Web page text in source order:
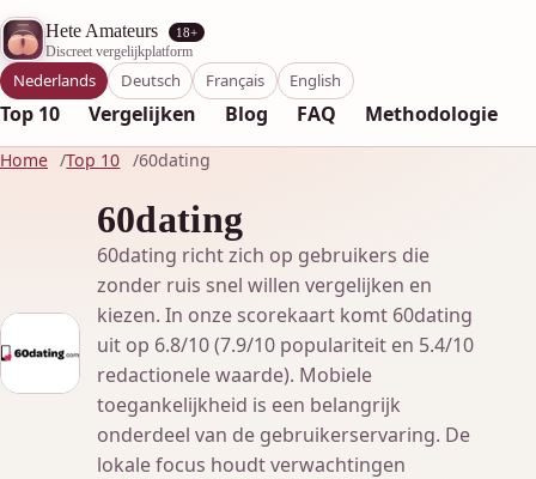
Hete Amateurs 18+
Discreet vergelijkplatform
Top 10 Vergelijken Blog FAQ Methodologie
Nederlands Deutsch Français English
Home Top 10 60dating
60dating
60dating richt zich op gebruikers die
zonder ruis snel willen vergelijken en
kiezen. In onze scorekaart komt 60dating
uit op 6.8/10 (7.9/10 populariteit en 5.4/10
redactionele waarde). Mobiele
toegankelijkheid is een belangrijk
onderdeel van de gebruikerservaring. De
lokale focus houdt verwachtingen